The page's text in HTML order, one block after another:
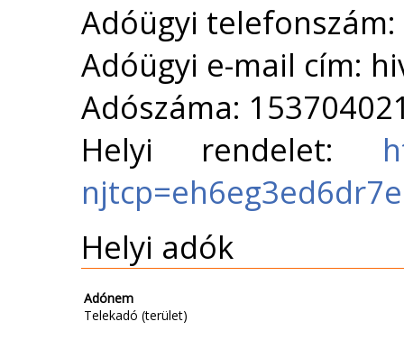
Adóügyi
Adóügyi e-mail cím:
Adószáma:
Helyi rendelet:
Helyi adók
Adónem
Telekadó (terület)